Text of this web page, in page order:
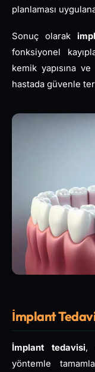
planlaması
Sonuç olarak
fonksiyonel
kemik yapısına
hastada güvenle
İmplant
İmplant tedavisi,
yöntemle